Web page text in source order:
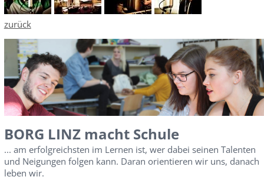
zurück
BORG LINZ macht Schule
... am erfolgreichsten im Lernen ist, wer dabei seinen Talenten
und Neigungen folgen kann. Daran orientieren wir uns, danach
leben wir.